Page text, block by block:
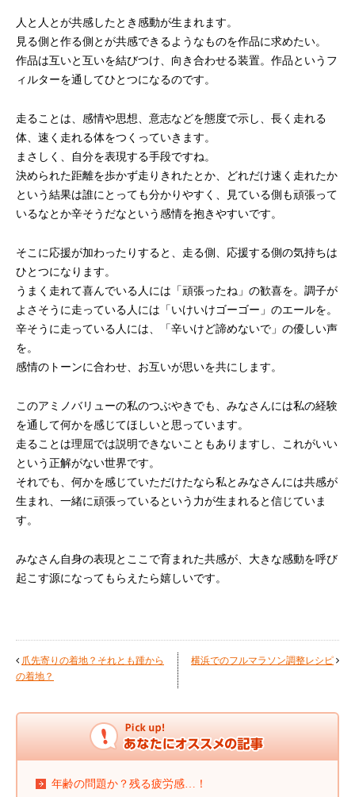
人と人とが共感したとき感動が生まれます。
見る側と作る側とが共感できるようなものを作品に求めたい。
作品は互いと互いを結びつけ、向き合わせる装置。作品というフ
ィルターを通してひとつになるのです。
走ることは、感情や思想、意志などを態度で示し、長く走れる
体、速く走れる体をつくっていきます。
まさしく、自分を表現する手段ですね。
決められた距離を歩かず走りきれたとか、どれだけ速く走れたか
という結果は誰にとっても分かりやすく、見ている側も頑張って
いるなとか辛そうだなという感情を抱きやすいです。
そこに応援が加わったりすると、走る側、応援する側の気持ちは
ひとつになります。
うまく走れて喜んでいる人には「頑張ったね」の歓喜を。調子が
よさそうに走っている人には「いけいけゴーゴー」のエールを。
辛そうに走っている人には、「辛いけど諦めないで」の優しい声
を。
感情のトーンに合わせ、お互いが思いを共にします。
このアミノバリューの私のつぶやきでも、みなさんには私の経験
を通して何かを感じてほしいと思っています。
走ることは理屈では説明できないこともありますし、これがいい
という正解がない世界です。
それでも、何かを感じていただけたなら私とみなさんには共感が
生まれ、一緒に頑張っているという力が生まれると信じていま
す。
みなさん自身の表現とここで育まれた共感が、大きな感動を呼び
起こす源になってもらえたら嬉しいです。
爪先寄りの着地？それとも踵から
の着地？
横浜でのフルマラソン調整レシピ
年齢の問題か？残る疲労感…！